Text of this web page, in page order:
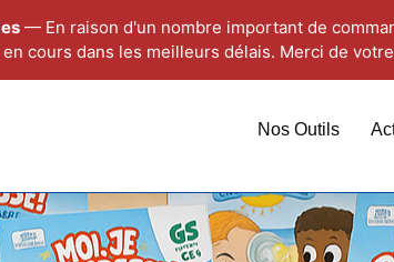
— En raison d'un nombre important de
cours dans les meilleurs délais. Merci de
Nos Outils